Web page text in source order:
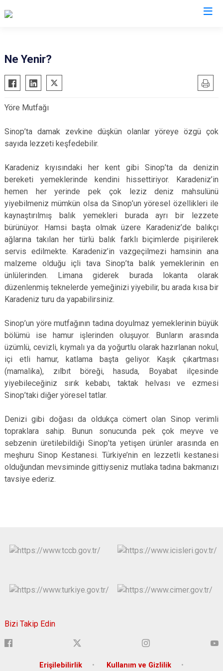
Ne Yenir?
Yöre Mutfağı
Sinop’ta damak zevkine düşkün olanlar yöreye özgü çok
sayıda lezzeti keşfedebilir.
Karadeniz kıyısındaki her kent gibi Sinop’ta da denizin
bereketi yemeklerinde kendini hissettiriyor. Karadeniz’in
hemen her yerinde pek çok leziz deniz mahsulünü
yiyebilmeniz mümkün olsa da Sinop’un yöresel özellikleri ile
kaynaştırılmış balık yemekleri burada ayrı bir lezzete
bürünüyor. Hamsi başta olmak üzere Karadeniz’de balıkçı
ağlarına takılan her türlü balık farklı biçimlerde pişirilerek
servis edilmekte. Karadeniz’in vazgeçilmezi hamsinin ana
malzeme olduğu içli tava Sinop’ta balık yemeklerinin en
ünlülerinden. Limana giderek burada lokanta olarak
düzenlenmiş teknelerde yemeğinizi yiyebilir, bu arada kısa bir
Karadeniz turu da yapabilirsiniz.
Sinop’un yöre mutfağının tadına doyulmaz yemeklerinin büyük
bölümü ise hamur işlerinden oluşuyor. Bunların arasında
üzümlü, cevizli, kıymalı ya da yoğurtlu olarak hazırlanan nokul,
içi etli hamur, katlama başta geliyor. Kaşık çıkartması
(mamalika), zılbıt böreği, hasuda, Boyabat ilçesinde
yiyebileceğiniz sırık kebabı, taktak helvası ve ezmesi
Sinop’taki diğer yöresel tatlar.
Denizi gibi doğası da oldukça cömert olan Sinop verimli
topraklara sahip. Bunun sonucunda pek çok meyve ve
sebzenin üretilebildiği Sinop’ta yetişen ürünler arasında en
meşhuru Sinop Kestanesi. Türkiye’nin en lezzetli kestanesi
olduğundan mevsiminde gittiyseniz mutlaka tadına bakmanızı
tavsiye ederiz.
Bizi Takip Edin
Erişilebilirlik Kullanım ve Gizlilik